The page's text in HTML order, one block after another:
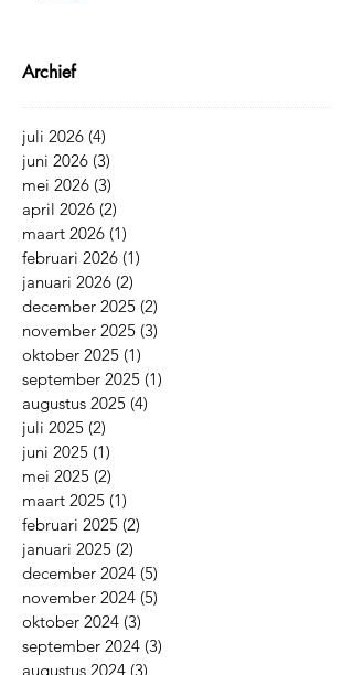
Archief
juli 2026 (4)
juni 2026 (3)
mei 2026 (3)
april 2026 (2)
maart 2026 (1)
februari 2026 (1)
januari 2026 (2)
december 2025 (2)
november 2025 (3)
oktober 2025 (1)
september 2025 (1)
augustus 2025 (4)
juli 2025 (2)
juni 2025 (1)
mei 2025 (2)
maart 2025 (1)
februari 2025 (2)
januari 2025 (2)
december 2024 (5)
november 2024 (5)
oktober 2024 (3)
september 2024 (3)
augustus 2024 (3)